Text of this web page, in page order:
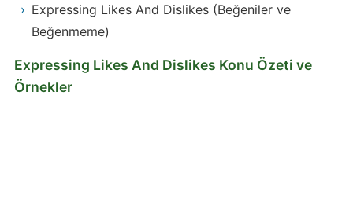
Expressing Likes And Dislikes (Beğeniler ve
Beğenmeme)
Expressing Likes And Dislikes Konu Özeti ve
Örnekler